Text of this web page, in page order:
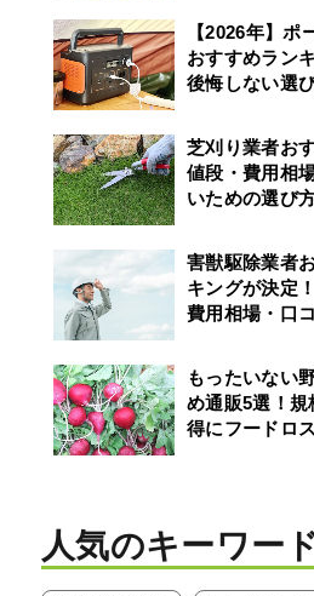
【2026年】ポ
おすすめラン
後悔しない選
芝刈り業者お
値段・費用相
いための選び
害獣駆除業者
キングが決定
費用相場・口
もったいない
め通販5選！規
得にフードロ
人気のキーワー